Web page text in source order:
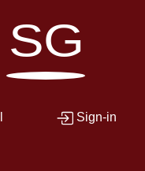
SG
Sign-in